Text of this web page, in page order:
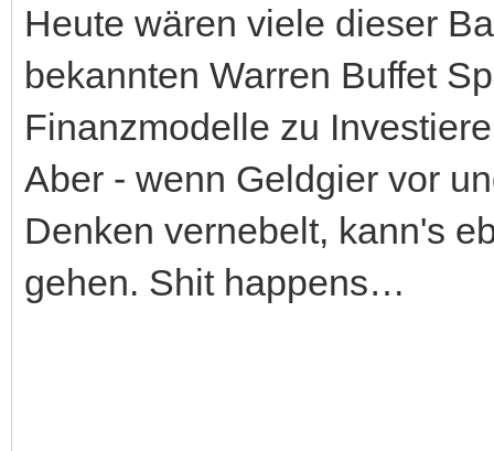
Heute wären viele dieser
bekannten Warren Buffet
Finanzmodelle zu
Aber - wenn Geldgier vor
Denken vernebelt, kann's
gehen. Shit happens…